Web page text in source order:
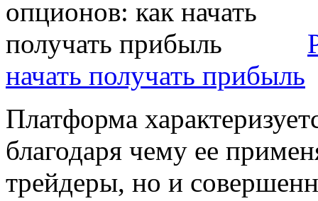
начать получать прибыль
Платформа
благодаря чему ее
трейдеры, но и